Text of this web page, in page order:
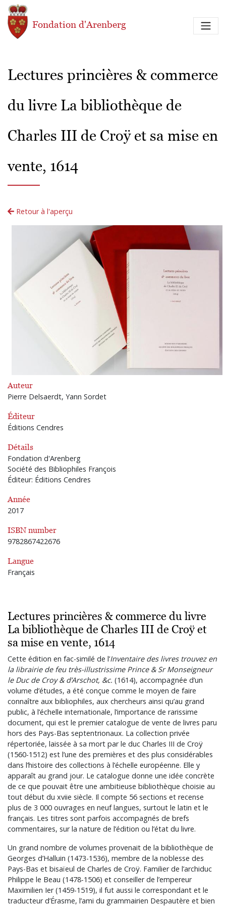
Aller au contenu principal
Fondation d'Arenberg
Lectures princières & commerce
du livre La bibliothèque de
Charles III de Croÿ et sa mise en
vente, 1614
Retour à l'aperçu
Auteur
Pierre Delsaerdt, Yann Sordet
Éditeur
Éditions Cendres
Détails
Fondation d'Arenberg
Société des Bibliophiles François
Éditeur: Éditions Cendres
Année
2017
ISBN number
9782867422676
Langue
Français
Lectures princières & commerce du livre
La bibliothèque de Charles III de Croÿ et
sa mise en vente, 1614
Cette édition en fac-similé de l’Inventaire des livres trouvez en
la librairie de feu très-illustrissime Prince & Sr Monseigneur
le Duc de Croy & d’Arschot, &c. (1614), accompagnée d’un
volume d’études, a été conçue comme le moyen de faire
connaître aux bibliophiles, aux chercheurs ainsi qu’au grand
public, à l’échelle internationale, l’importance de rarissime
document, qui est le premier catalogue de vente de livres paru
hors des Pays-Bas septentrionaux. La collection privée
répertoriée, laissée à sa mort par le duc Charles III de Croÿ
(1560-1512) est l’une des premières et des plus considérables
dans l’histoire des collections à l’échelle européenne. Elle y
apparaît au grand jour. Le catalogue donne une idée concrète
de ce que pouvait être une ambitieuse bibliothèque choisie au
tout début du xviie siècle. Il compte 56 sections et recense
plus de 3 000 ouvrages en neuf langues, surtout le latin et le
français. Les titres sont parfois accompagnés de brefs
commentaires, sur la nature de l’édition ou l’état du livre.
Un grand nombre de volumes provenait de la bibliothèque de
Georges d’Halluin (1473-1536), membre de la noblesse des
Pays-Bas et bisaïeul de Charles de Croÿ. Familier de l’archiduc
Philippe le Beau (1478-1506) et conseiller de l’empereur
Maximilien Ier (1459-1519), il fut aussi le correspondant et le
traducteur d’Érasme, l’ami du grammairien Despautère et bien